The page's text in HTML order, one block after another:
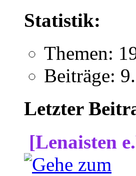
Statistik:
Themen:
Beiträge:
Letzter
[Lenaisten